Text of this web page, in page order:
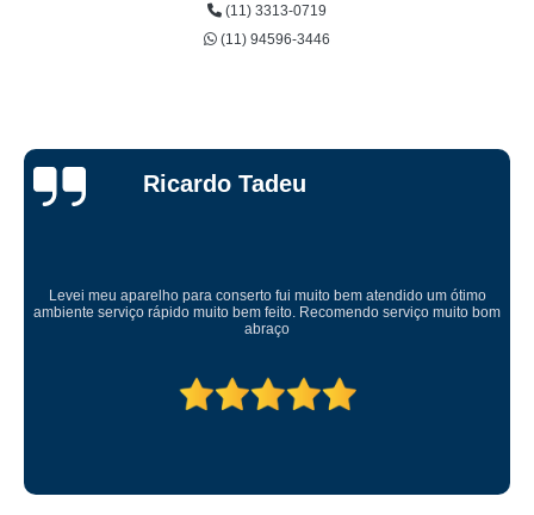
(11) 3313-0719
(11) 94596-3446
Ricardo Tadeu
Levei meu aparelho para conserto fui muito bem atendido um ótimo
ambiente serviço rápido muito bem feito. Recomendo serviço muito bom
abraço